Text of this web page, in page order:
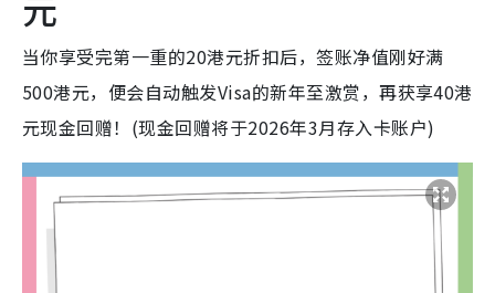
当你享受完第一重的20港元折扣后，签账净值刚好满
500港元，便会自动触发Visa的新年至激赏，再获享40港
元现金回赠！(现金回赠将于2026年3月存入卡账户)